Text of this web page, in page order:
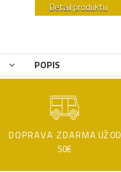
Detail produktu
POPIS
DOPRAVA ZDARMA UŽ OD
50€